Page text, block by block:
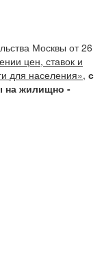
Москвы от 26
цен, ставок и
для населения», с
на жилищно -